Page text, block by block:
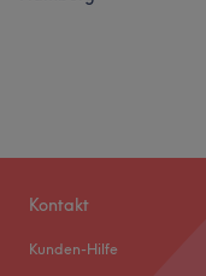
Kontakt
Kunden-Hilfe